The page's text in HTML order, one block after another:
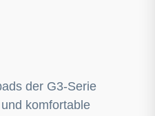
der G3-Serie
komfortable